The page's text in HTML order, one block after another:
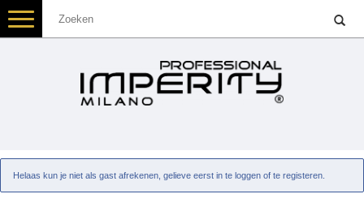
Toggle
navigation
Helaas kun je niet als gast afrekenen, gelieve eerst in te loggen of te registeren.